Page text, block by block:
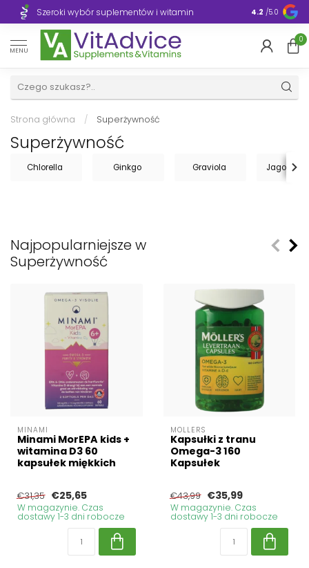
i witamin Błyskawiczna dostawa, 1–3 dni w
4.2 /5.0
MENU
0
Strona główna / Superżywność
Superżywność
Chlorella Ginkgo Graviola Jagody
Najpopularniejsze w
Superżywność
MINAMI
Minami MorEPA kids +
witamina D3 60
kapsułek miękkich
€31,35 €25,65
W magazynie. Czas
dostawy 1-3 dni robocze
MOLLERS
Kapsułki z tranu
Omega-3 160
Kapsułek
€43,99 €35,99
W magazynie. Czas
dostawy 1-3 dni robocze